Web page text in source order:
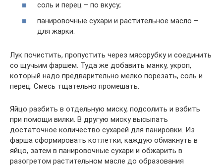
соль и перец – по вкусу;
панировочные сухари и растительное масло –
для жарки.
Лук почистить, пропустить через мясорубку и соединить
со щучьим фаршем. Туда же добавить манку, укроп,
который надо предварительно мелко порезать, соль и
перец. Смесь тщательно промешать.
Яйцо разбить в отдельную миску, подсолить и взбить
при помощи вилки. В другую миску высыпать
достаточное количество сухарей для панировки. Из
фарша сформировать котлетки, каждую обмакнуть в
яйцо, затем в панировочные сухари и обжарить в
разогретом растительном масле до образования